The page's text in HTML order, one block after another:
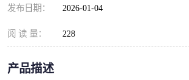
发布日期： 2026-01-04
阅 读 量： 228
产品描述